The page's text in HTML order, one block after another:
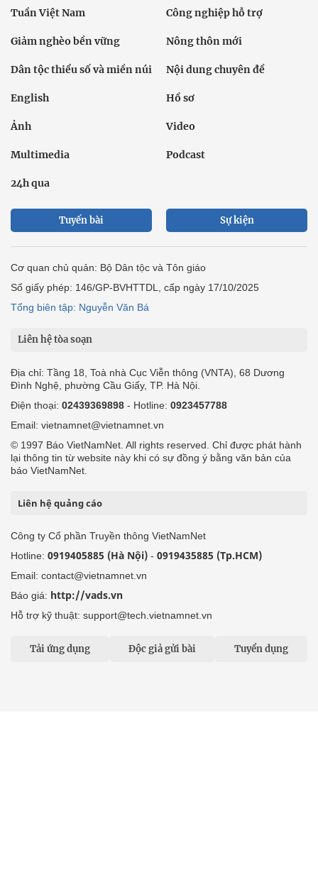
Tuần Việt Nam Công nghiệp hỗ trợ
Giảm nghèo bền vững Nông thôn mới
Dân tộc thiểu số và miền núi Nội dung chuyên đề
English Hồ sơ
Ảnh Video
Multimedia Podcast
24h qua
Tuyến bài Sự kiện
Cơ quan chủ quản: Bộ Dân tộc và Tôn giáo
Số giấy phép: 146/GP-BVHTTDL, cấp ngày 17/10/2025
Tổng biên tập: Nguyễn Văn Bá
Liên hệ tòa soạn
Địa chỉ: Tầng 18, Toà nhà Cục Viễn thông (VNTA), 68 Dương
Đình Nghệ, phường Cầu Giấy, TP. Hà Nội.
Điện thoại: 02439369898 - Hotline: 0923457788
Email: vietnamnet@vietnamnet.vn
© 1997 Báo VietNamNet. All rights reserved. Chỉ được phát hành
lại thông tin từ website này khi có sự đồng ý bằng văn bản của
báo VietNamNet.
Liên hệ quảng cáo
Công ty Cổ phần Truyền thông VietNamNet
Hotline: 0919405885 (Hà Nội) - 0919435885 (Tp.HCM)
Email: contact@vietnamnet.vn
Báo giá: http://vads.vn
Hỗ trợ kỹ thuật: support@tech.vietnamnet.vn
Tải ứng dụng Độc giả gửi bài Tuyển dụng